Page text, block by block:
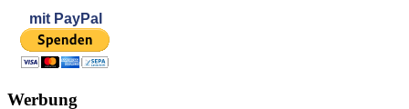
mit PayPal
Werbung